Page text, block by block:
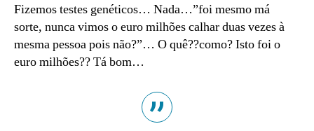
Fizemos testes genéticos… Nada…”foi mesmo má
sorte, nunca vimos o euro milhões calhar duas vezes à
mesma pessoa pois não?”… O quê??como? Isto foi o
euro milhões?? Tá bom…